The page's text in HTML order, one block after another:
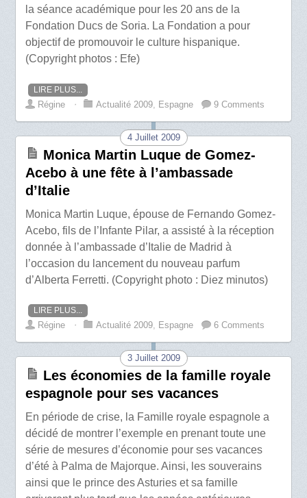
la séance académique pour les 20 ans de la
Fondation Ducs de Soria. La Fondation a pour
objectif de promouvoir le culture hispanique.
(Copyright photos : Efe)
LIRE PLUS...
Régine ⋅ Actualité 2009 Espagne 9 Comments
4 Juillet 2009
Monica Martin Luque de Gomez-
Acebo à une fête à l’ambassade
d’Italie
Monica Martin Luque, épouse de Fernando Gomez-
Acebo, fils de l’Infante Pilar, a assisté à la réception
donnée à l’ambassade d’Italie de Madrid à
l’occasion du lancement du nouveau parfum
d’Alberta Ferretti. (Copyright photo : Diez minutos)
LIRE PLUS...
Régine ⋅ Actualité 2009 Espagne 6 Comments
3 Juillet 2009
Les économies de la famille royale
espagnole pour ses vacances
En période de crise, la Famille royale espagnole a
décidé de montrer l’exemple en prenant toute une
série de mesures d’économie pour ses vacances
d’été à Palma de Majorque. Ainsi, les souverains
ainsi que le prince des Asturies et sa famille